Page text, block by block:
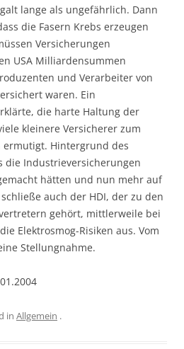
lange als ungefährlich. Dann
die Fasern Krebs erzeugen
Versicherungen
USA Milliardensummen
und Verarbeiter von
waren. Ein
die harte Haltung der
kleinere Versicherer zum
ermutigt. Hintergrund des
die Industrieversicherungen
hätten und nun mehr auf
auch der HDI, der zu den
gehört, mittlerweile bei
Elektrosmog-Risiken aus. Vom
Stellungnahme.
in Allgemein .